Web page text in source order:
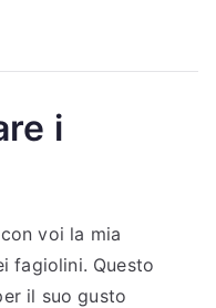
i
voi la mia
fagiolini. Questo
il suo gusto